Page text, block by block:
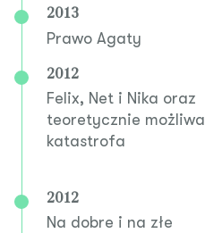
2013
Prawo Agaty
2012
Felix, Net i Nika oraz
teoretycznie możliwa
katastrofa
2012
Na dobre i na złe